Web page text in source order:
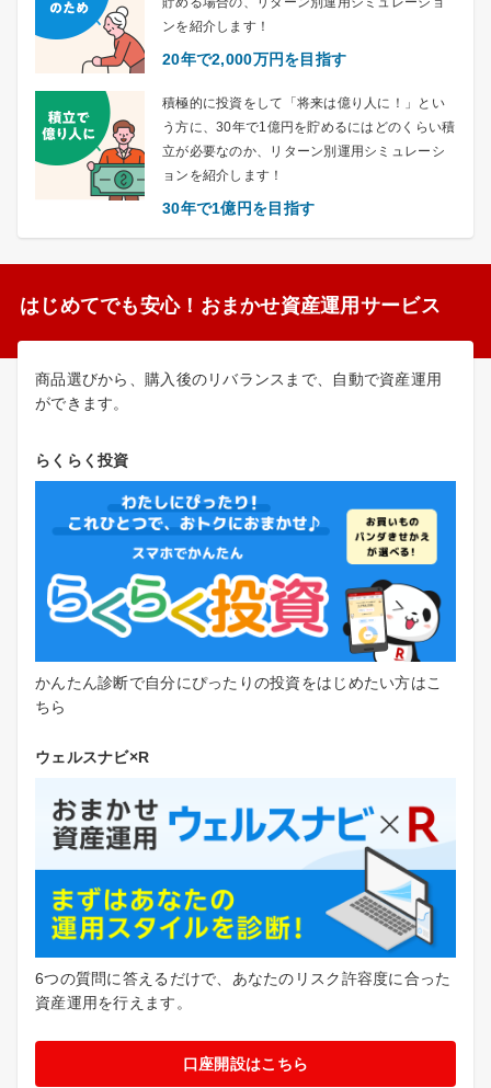
ンを紹介します！
20年で2,000万円を目指す
積極的に投資をして「将来は億り人に！」とい
う方に、30年で1億円を貯めるにはどのくらい積
立が必要なのか、リターン別運用シミュレーシ
ョンを紹介します！
30年で1億円を目指す
はじめてでも安心！おまかせ資産運用サービス
商品選びから、購入後のリバランスまで、自動で資産運用
ができます。
らくらく投資
かんたん診断で自分にぴったりの投資をはじめたい方はこ
ちら
ウェルスナビ×R
6つの質問に答えるだけで、あなたのリスク許容度に合った
資産運用を行えます。
口座開設はこちら